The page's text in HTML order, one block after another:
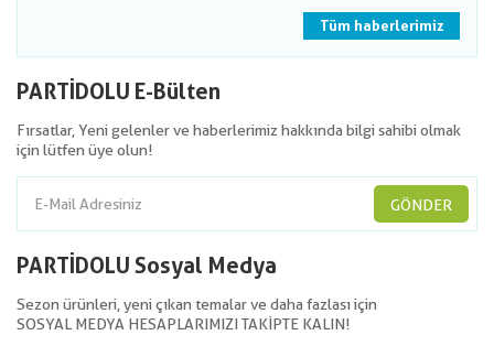
Tüm haberlerimiz
PARTİDOLU E-Bülten
Fırsatlar, Yeni gelenler ve haberlerimiz hakkında bilgi sahibi olmak
için lütfen üye olun!
GÖNDER
PARTİDOLU Sosyal Medya
Sezon ürünleri, yeni çıkan temalar ve daha fazlası için
SOSYAL MEDYA HESAPLARIMIZI TAKİPTE KALIN!